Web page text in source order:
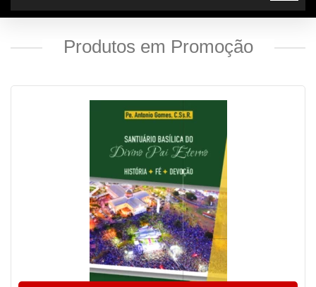
Produtos em Promoção